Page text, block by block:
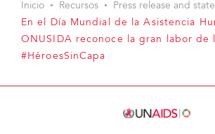
Inicio Recursos
Press release and
En el Día Mundial de la Asistencia
ONUSIDA reconoce la gran labor de
#HéroesSinCapa